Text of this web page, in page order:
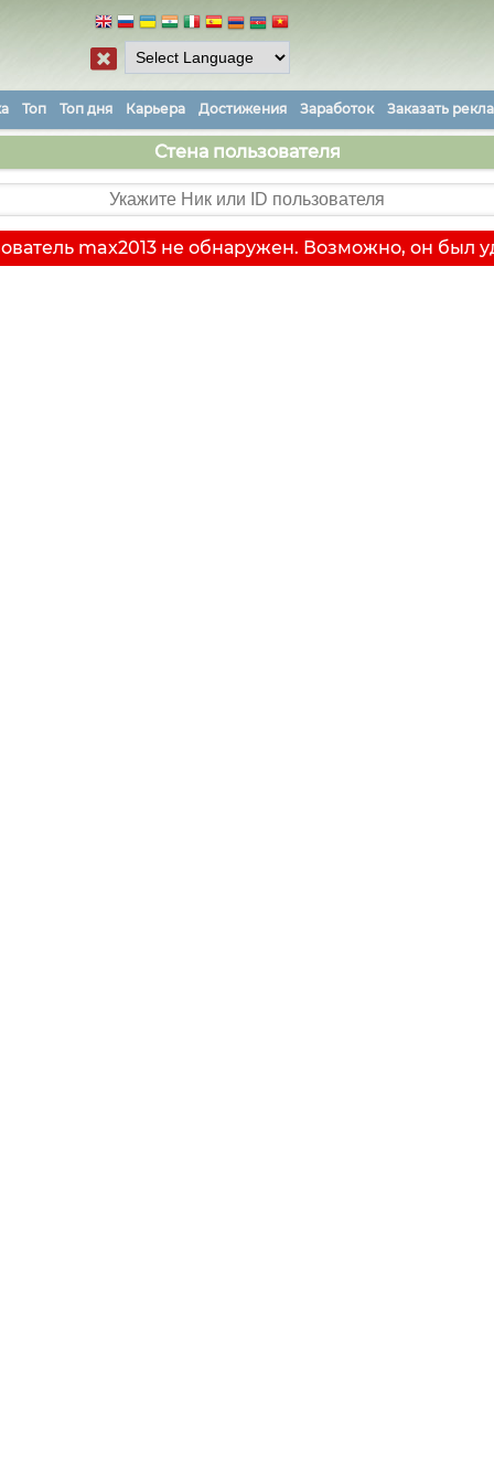
Топ Топ дня Карьера Достижения Заработок Заказать
Стена пользователя
max2013 не обнаружен. Возможно, он был